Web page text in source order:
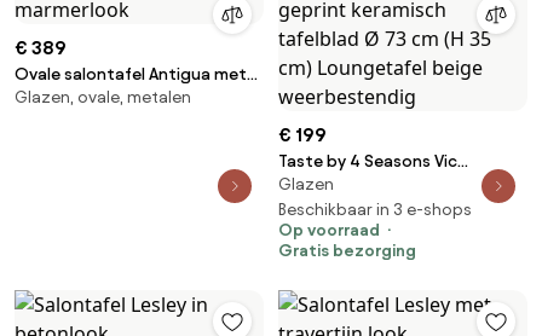
€ 389
Ovale salontafel Antigua met
glazen tafelblad in marmerlook
Glazen, ovale, metalen
€ 199
Taste by 4 Seasons Vic
salontafel latte met geprint
keramisch tafelblad Ø 73 cm (H
35 cm) Loungetafel beige
weerbestendig
Glazen
Beschikbaar in 3 e-shops
Op voorraad
Gratis bezorging